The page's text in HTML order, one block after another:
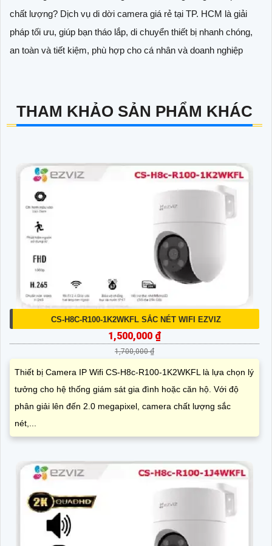
chất lượng? Dịch vụ di dời camera giá rẻ tại TP. HCM là giải
pháp tối ưu, giúp bạn tháo lắp, di chuyển thiết bị nhanh chóng,
an toàn và tiết kiệm, phù hợp cho cá nhân và doanh nghiệp
THAM KHẢO SẢN PHẨM KHÁC
CS-H8C-R100-1K2WKFL SẮC NÉT WIFI EZVIZ
1,500,000 ₫
1,700,000 ₫
Thiết bị Camera IP Wifi CS-H8c-R100-1K2WKFL là lựa chọn lý
tưởng cho hệ thống giám sát gia đình hoặc căn hộ. Với độ
phân giải lên đến 2.0 megapixel, camera chất lượng sắc
nét,...